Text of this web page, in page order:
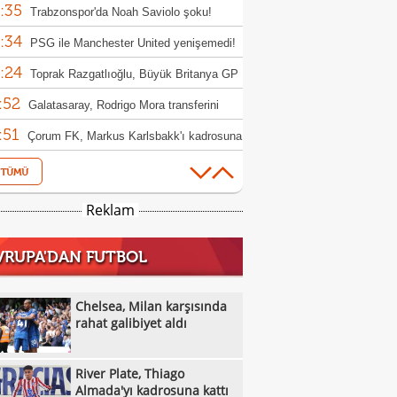
Trabzonspor'da Noah Saviolo şoku!
devam edemedi
PSG ile Manchester United yenişemedi!
Toprak Razgatlıoğlu, Büyük Britanya GP
yarışını 20. sırada tamamladı
Galatasaray, Rodrigo Mora transferini
Çorum FK, Markus Karlsbakk'ı kadrosuna
Bandırmaspor sezona 3 puanla başladı!
Down Judo Milli Takımı, İsveç'te dünya
Ferhat Akbaş, Asya'da yılın başantrenörü
Karakuzulu
Brighton, Roma'yı farklı geçti!
Frankfurt, hazırlık maçında Hull City'yi
etti!Kasımpaşa, Muhammed Emin Bektaş'ı
Reklam
FUTBOL
Chelsea, Milan karşısında
rahat galibiyet aldı
River Plate, Thiago
Almada'yı kadrosuna kattı